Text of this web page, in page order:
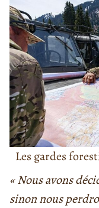
Les gardes
« Nous avons
sinon nous